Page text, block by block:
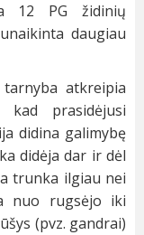
12 PG židinių
daugiau
atkreipia
kad prasidėjusi
didina galimybę
didėja dar ir dėl
trunka ilgiau nei
nuo rugsėjo iki
(pvz. gandrai)